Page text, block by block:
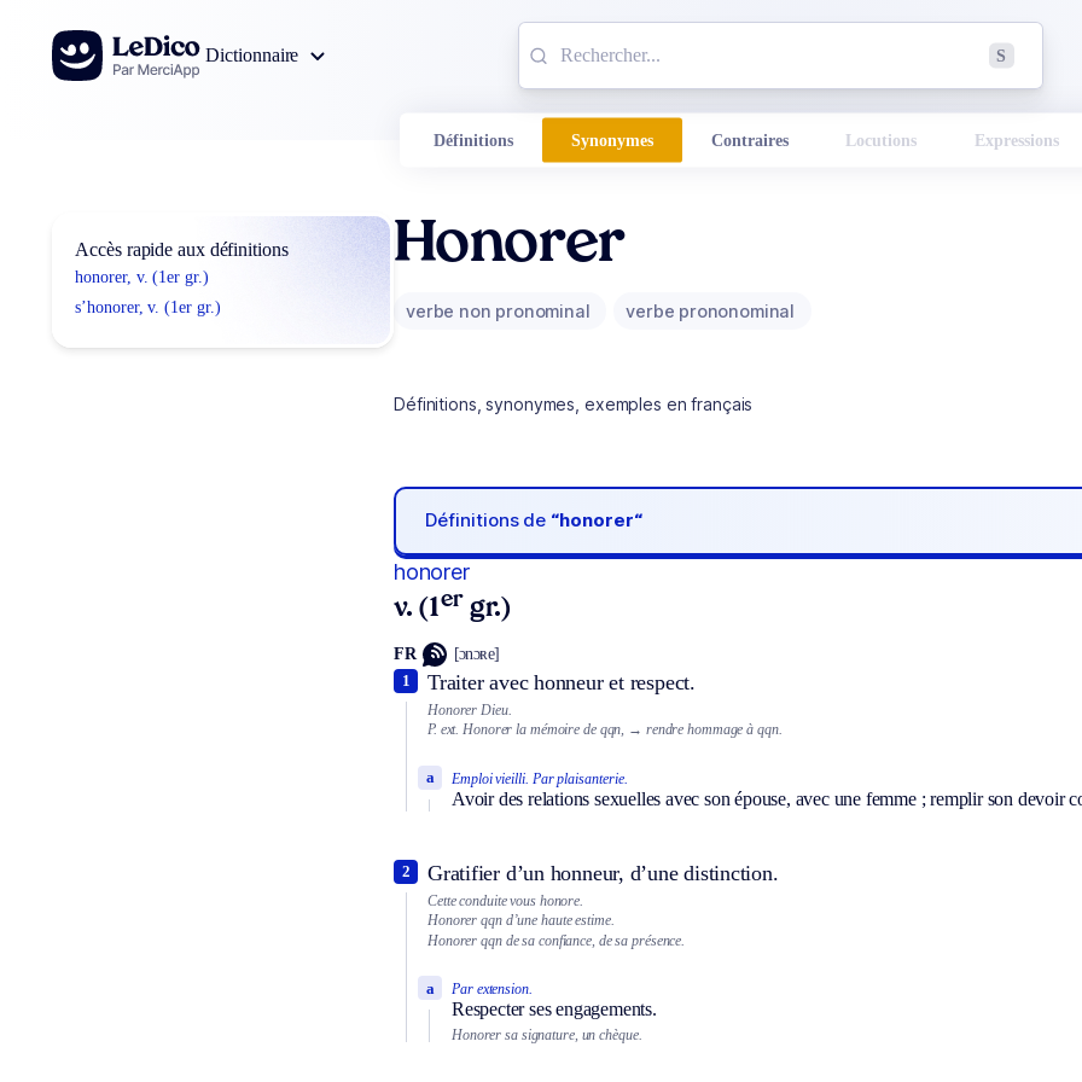
Aller au contenu
Dictionnaire
S
Définitions Synonymes Contraires Locutions Expressions
Accès rapide aux définitions
honorer, v. (1er gr.)
s’honorer, v. (1er gr.)
Honorer
verbe non pronominal verbe prononominal
Définitions, synonymes, exemples en français
Définitions de “honorer“
honorer
v. (1er gr.)
FR [ɔnɔʀe]
Traiter avec honneur et respect.
1
Honorer Dieu.
P. ext. Honorer la mémoire de qqn, → rendre hommage à qqn.
Emploi vieilli. Par plaisanterie.
Avoir des relations sexuelles avec son épouse, avec une femme ; remplir son devoir
a
Gratifier d’un honneur, d’une distinction.
2
Cette conduite vous honore.
Honorer qqn d’une haute estime.
Honorer qqn de sa confiance, de sa présence.
Par extension.
Respecter ses engagements.
a
Honorer sa signature, un chèque.